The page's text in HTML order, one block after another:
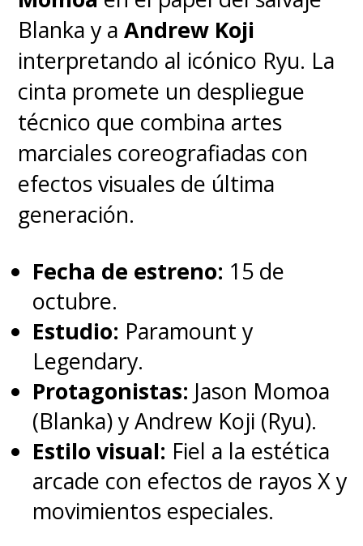
— The Hollywood Reporter (@THR)February 23, 2024
Fue en 1999 que comenzó el
inquebrantable camino ninja de
ese niño travieso e impulsivo
que luchó contra el desprecio
recibido de parte de los
habitantes de su aldea,
buscando ser reconocido por
todos, un viaje que lo llevó a
superar los prejuicios y la
soledad que marcaron a su
infancia para terminar
transformándoseen un gran
ninja y el Hokage de la Aldea
Oculta de la Hoja.
Blanka y aAndrew Koji
interpretando al icónico Ryu. La
cinta promete un despliegue
técnico que combina artes
marciales coreografiadas con
efectos visuales de última
generación.
Fecha de estreno: 15 de
octubre.
Estudio: Paramount y
Legendary.
Protagonistas: Jason Momoa
(Blanka) y Andrew Koji (Ryu).
Estilo visual: Fiel a la estética
arcade con efectos de rayos X y
movimientos especiales.